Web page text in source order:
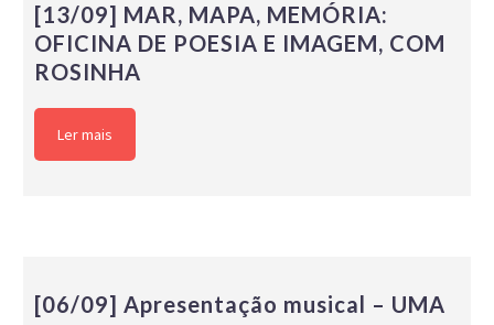
[13/09] MAR, MAPA, MEMÓRIA:
OFICINA DE POESIA E IMAGEM, COM
ROSINHA
Ler mais
[06/09] Apresentação musical – UMA